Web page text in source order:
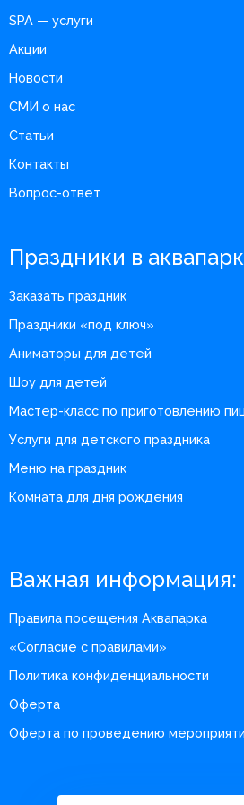
SPA — услуги
Акции
Новости
СМИ о нас
Статьи
Контакты
Вопрос-ответ
Праздники в
Заказать праздник
Праздники «под ключ»
Аниматоры для детей
Шоу для детей
Мастер-класс по приготовлению
Услуги для детского праздника
Меню на праздник
Комната для дня рождения
Важная информация:
Правила посещения Аквапарка
«Согласие с правилами»
Политика конфиденциальности
Оферта
Оферта по проведению